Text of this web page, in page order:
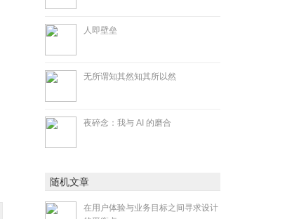
人即壁垒
无所谓知其然知其所以然
夜碎念：我与 AI 的磨合
随机文章
在用户体验与业务目标之间寻求设计